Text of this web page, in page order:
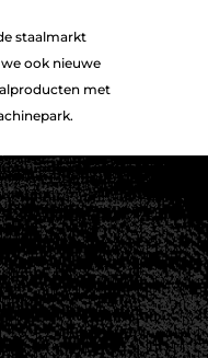
staalmarkt
ook nieuwe
met